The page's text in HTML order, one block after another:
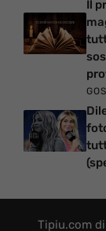
Il
Tipiu.com